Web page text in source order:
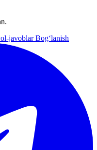
javoblarBog‘lanish